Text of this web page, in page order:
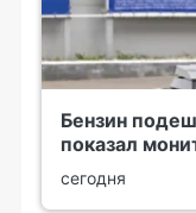
Бензин
показал
сегодня